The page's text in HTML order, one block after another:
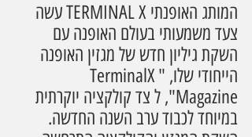
המותג האופנתי TERMINAL X עשה
צעד משמעותי בעולם האופנה עם
השקת גיליון חדש של מגזין האופנה
הייחודי שלו, "TerminalX
Magazine", ל צד קולקציה יוקרתית
במיוחד לכבוד ערב השנה החדשה.